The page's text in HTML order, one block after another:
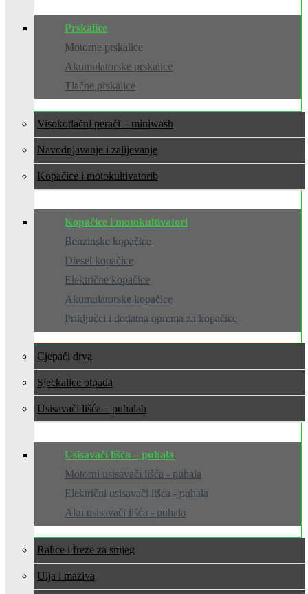
Prskalice
Motorne prskalice
Akumulatorske prskalice
Tlačne prskalice
Visokotlačni perači – miniwash
Navodnjavanje i zalijevanje
Kopačice i motokultivatori
Kopačice i motokultivatori
Benzinske kopačice
Diesel kopačice
Električne kopačice
Akumulatorske kopačice
Priključci i dodatna oprema za kopačice
Cjepači drva
Sjeckalice otpada
Usisavači lišća – puhala
Usisavači lišća – puhala
Motorni usisavači lišća - puhala
Električni usisavači lišća - puhala
Aku usisavači lišća - puhala
Ralice i freze za snijeg
Ulja i maziva